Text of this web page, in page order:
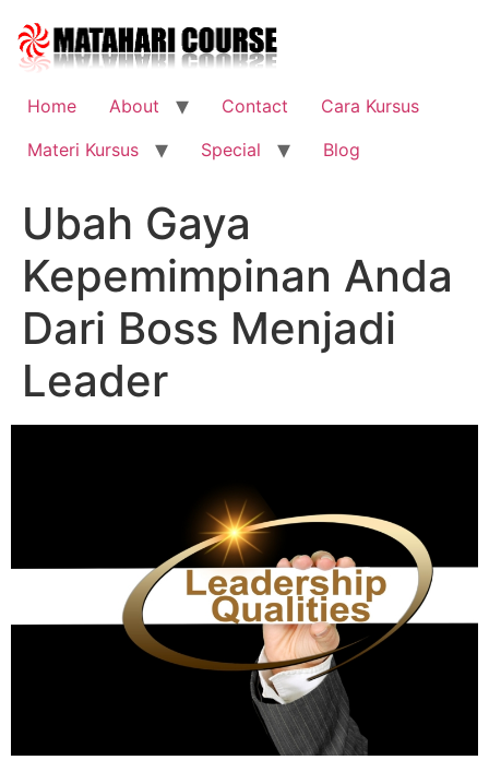
content
Home
About Contact
Cara Kursus
Materi Kursus
Special Blog
Ubah Gaya
Kepemimpinan Anda
Dari Boss Menjadi
Leader